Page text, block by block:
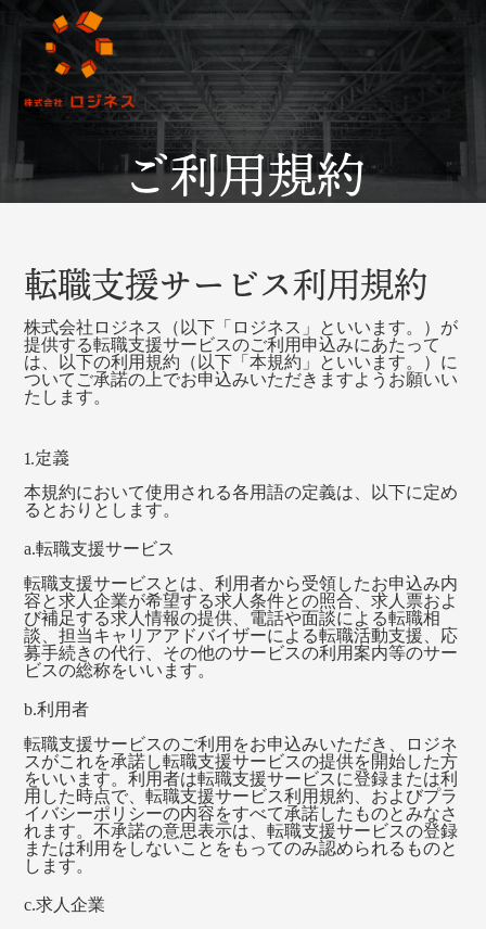
ご利用規約
転職支援サービス利用規約
株式会社ロジネス（以下「ロジネス」といいます。）が
提供する転職支援サービスのご利用申込みにあたって
は、以下の利用規約（以下「本規約」といいます。）に
ついてご承諾の上でお申込みいただきますようお願いい
たします。
1.定義
本規約において使用される各用語の定義は、以下に定め
るとおりとします。
a.転職支援サービス
転職支援サービスとは、利用者から受領したお申込み内
容と求人企業が希望する求人条件との照合、求人票およ
び補足する求人情報の提供、電話や面談による転職相
談、担当キャリアアドバイザーによる転職活動支援、応
募手続きの代行、その他のサービスの利用案内等のサー
ビスの総称をいいます。
b.利用者
転職支援サービスのご利用をお申込みいただき、ロジネ
スがこれを承諾し転職支援サービスの提供を開始した方
をいいます。利用者は転職支援サービスに登録または利
用した時点で、転職支援サービス利用規約、およびプラ
イバシーポリシーの内容をすべて承諾したものとみなさ
れます。不承諾の意思表示は、転職支援サービスの登録
または利用をしないことをもってのみ認められるものと
します。
c.求人企業